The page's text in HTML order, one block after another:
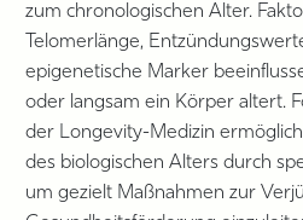
zum chronologischen Alter.
Telomerlänge,
epigenetische Marker
oder langsam ein Körper altert.
der Longevity-Medizin
des biologischen Alters durch
um gezielt Maßnahmen zur